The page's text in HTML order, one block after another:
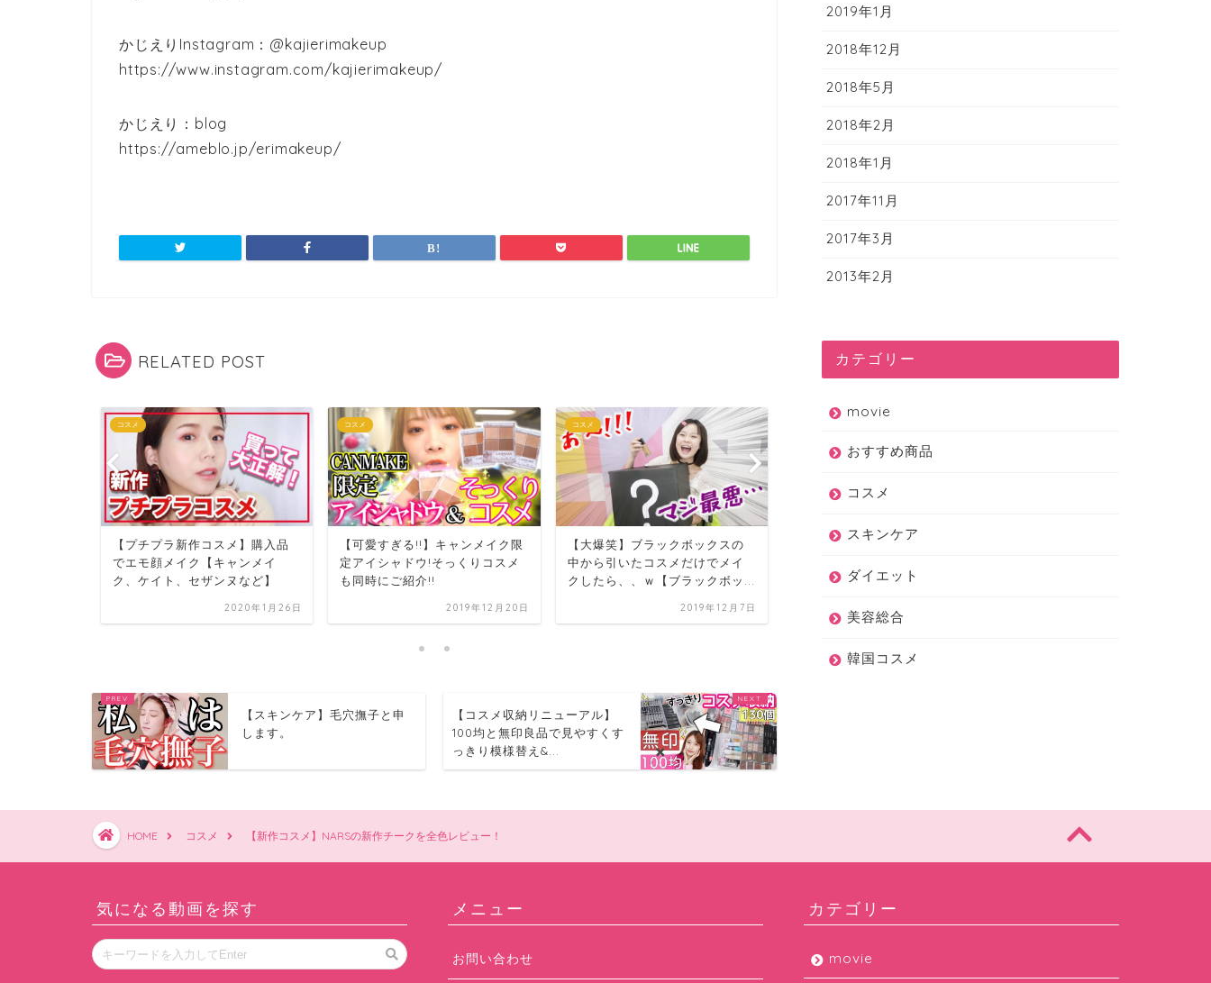
かじえりInstagram：@kajierimakeup
https://www.instagram.com/kajierimakeup/
かじえり：blog
https://ameblo.jp/erimakeup/
RELATED POST
コスメ
【プチプラ新作コスメ】購入品
でエモ顔メイク【キャンメイ
ク、ケイト、セザンヌなど】
2020年1月26日
コスメ
【可愛すぎる!!】キャンメイク限
定アイシャドウ!そっくりコスメ
も同時にご紹介!!
2019年12月20日
コスメ
【大爆笑】ブラックボックスの
中から引いたコスメだけでメイ
クしたら、、ｗ【ブラックボッ...
2019年12月7日
【プチプラ新作コスメ】購入品
ク、ケイト、セザンヌなど】
【スキンケア】毛穴撫子と申
します。
【コスメ収納リニューアル】
100均と無印良品で見やすくす
っきり模様替え&...
2019年1月
2018年12月
2018年5月
2018年2月
2018年1月
2017年11月
2017年3月
2013年2月
カテゴリー
movie
おすすめ商品
コスメ
スキンケア
ダイエット
美容総合
韓国コスメ
HOME コスメ 【新作コスメ】NARSの新作チークを全色レビュー！
気になる動画を探す メニュー
お問い合わせ
カテゴリー
movie